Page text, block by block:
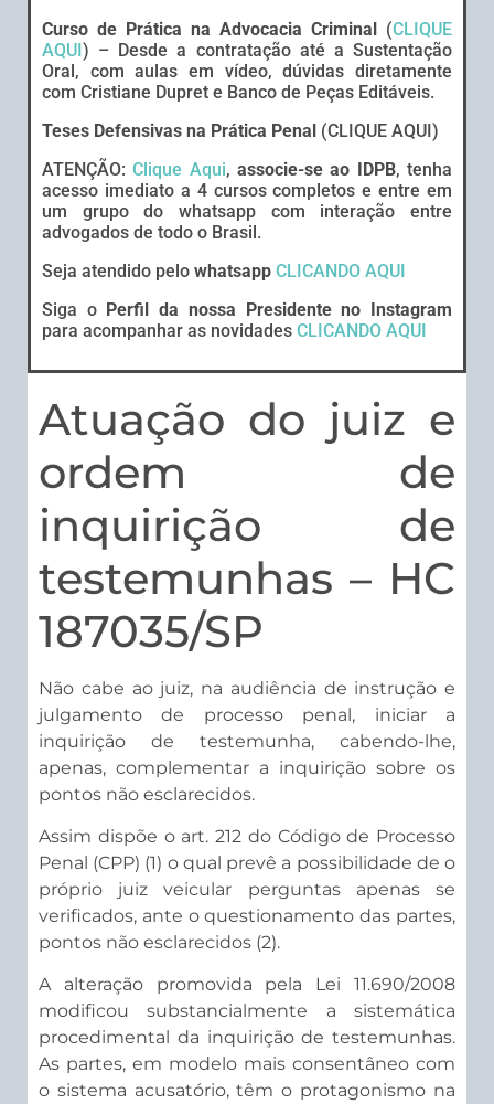
Curso de Prática na Advocacia Criminal (CLIQUE
AQUI) – Desde a contratação até a Sustentação
Oral, com aulas em vídeo, dúvidas diretamente
com Cristiane Dupret e Banco de Peças Editáveis.
Teses Defensivas na Prática Penal (CLIQUE AQUI)
ATENÇÃO:Clique Aqui,associe-se ao IDPB, tenha
acesso imediato a 4 cursos completos e entre em
um grupo do whatsapp com interação entre
advogados de todo o Brasil.
Seja atendido pelo whatsapp CLICANDO AQUI
Siga o Perfil da nossa Presidente no Instagram
para acompanhar as novidades CLICANDO AQUI
Atuação do juiz e
ordem de
inquirição de
testemunhas – HC
187035/SP
Não cabe ao juiz, na audiência de instrução e
julgamento de processo penal, iniciar a
inquirição de testemunha, cabendo-lhe,
apenas, complementar a inquirição sobre os
pontos não esclarecidos.
Assim dispõe o art. 212 do Código de Processo
Penal (CPP) (1) o qual prevê a possibilidade de o
próprio juiz veicular perguntas apenas se
verificados, ante o questionamento das partes,
pontos não esclarecidos (2).
A alteração promovida pela Lei 11.690/2008
modificou substancialmente a sistemática
procedimental da inquirição de testemunhas.
As partes, em modelo mais consentâneo com
o sistema acusatório, têm o protagonismo na